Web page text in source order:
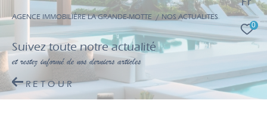
0
AGENCE IMMOBILIÈRE LA GRANDE-MOTTE NOS ACTUALITES
Suivez toute notre actualité
et restez informé de nos derniers articles
RETOUR